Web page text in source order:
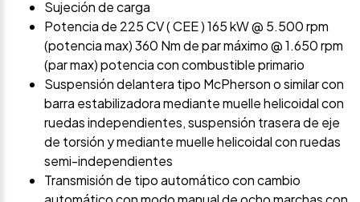
Sujeción de carga
Potencia de 225 CV ( CEE ) 165 kW @ 5.500 rpm
(potencia max) 360 Nm de par máximo @ 1.650 rpm
(par max) potencia con combustible primario
Suspensión delantera tipo McPherson o similar con
barra estabilizadora mediante muelle helicoidal con
ruedas independientes, suspensión trasera de eje
de torsión y mediante muelle helicoidal con ruedas
semi-independientes
Transmisión de tipo automático con cambio